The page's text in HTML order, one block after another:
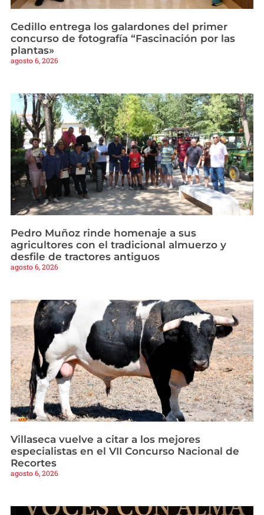
Cedillo entrega los galardones del primer
concurso de fotografía “Fascinación por las
plantas»
agosto 6, 2026
Pedro Muñoz rinde homenaje a sus
agricultores con el tradicional almuerzo y
desfile de tractores antiguos
agosto 6, 2026
Villaseca vuelve a citar a los mejores
especialistas en el VII Concurso Nacional de
Recortes
agosto 6, 2026